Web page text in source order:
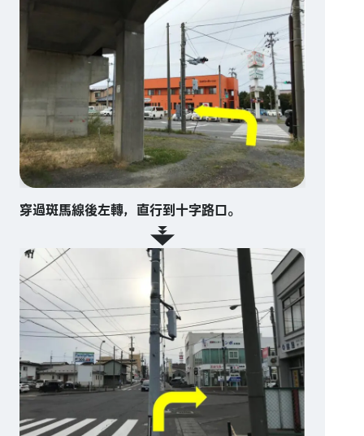
穿過斑馬線後左轉，直行到十字路口。